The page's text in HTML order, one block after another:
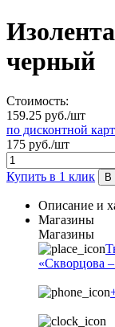
черный
Стоимость:
159.25 руб./шт
по дисконтной
175 руб./шт
Купить в 1 клик В
Описание и
Магазины
Магазины
«Скворцова